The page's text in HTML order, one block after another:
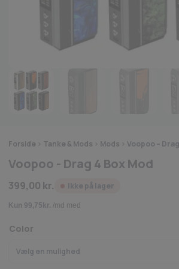
Forside > Tanke & Mods > Mods > Voopoo –
Voopoo - Drag 4 Box Mod
399,00 kr. Ikke på lager
Color